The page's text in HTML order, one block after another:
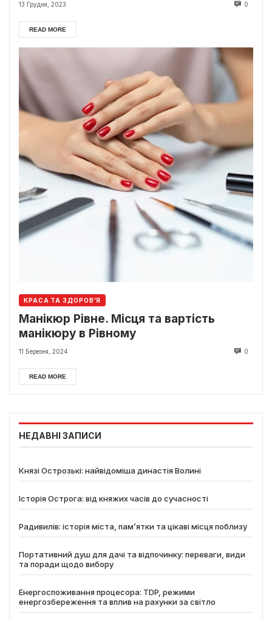
13 Грудня, 2023 0
READ MORE
КРАСА ТА ЗДОРОВ'Я
Манікюр Рівне. Місця та вартість
манікюру в Рівному
11 Березня, 2024 0
READ MORE
НЕДАВНІ ЗАПИСИ
Князі Острозькі: найвідоміша династія Волині
Історія Острога: від княжих часів до сучасності
Радивилів: історія міста, пам’ятки та цікаві місця поблизу
Портативний душ для дачі та відпочинку: переваги, види
та поради щодо вибору
Енергоспоживання процесора: TDP, режими
енергозбереження та вплив на рахунки за світло